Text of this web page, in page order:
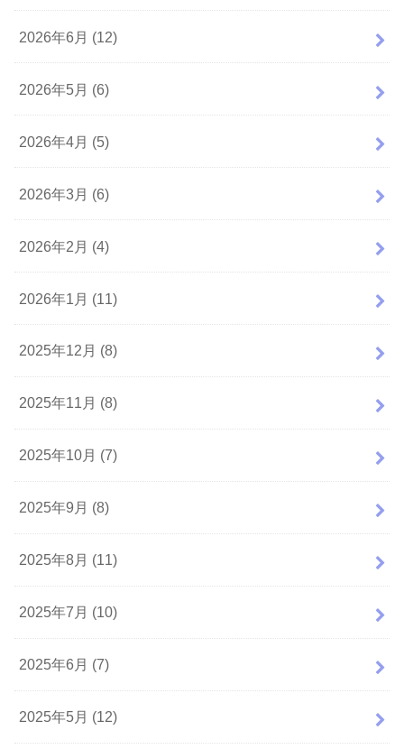
2026年6月 (12)
2026年5月 (6)
2026年4月 (5)
2026年3月 (6)
2026年2月 (4)
2026年1月 (11)
2025年12月 (8)
2025年11月 (8)
2025年10月 (7)
2025年9月 (8)
2025年8月 (11)
2025年7月 (10)
2025年6月 (7)
2025年5月 (12)